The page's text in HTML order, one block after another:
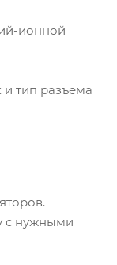
ионной
тип разъема
с нужными